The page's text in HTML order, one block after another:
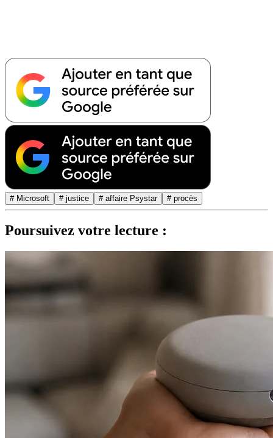
# Microsoft # justice # affaire Psystar # procès
Poursuivez votre lecture :